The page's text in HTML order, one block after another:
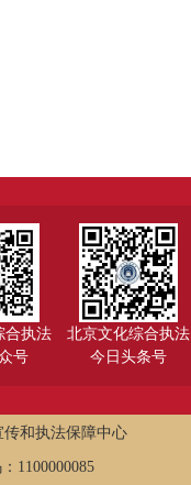
合执法
号
北京文化综合执法
今日头条号
和执法保障中心
1100000085